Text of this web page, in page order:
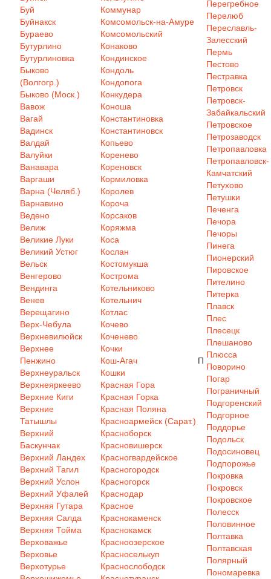
Буй
Буйнакск
Бураево
Бутурлино
Бутурлиновка
Быково
(Волгогр.)
Быково (Моск.)
Вавож
Вагай
Вадинск
Валдай
Валуйки
Ванавара
Варгаши
Варна (Челяб.)
Варнавино
Ведено
Велиж
Великие Луки
Великий Устюг
Вельск
Венгерово
Вендинга
Венев
Верещагино
Верх-Чебула
Верхневилюйск
Верхнее
Пенжино
Верхнеуральск
Верхнеяркеево
Верхние Киги
Верхние
Татышлы
Верхний
Баскунчак
Верхний Ландех
Верхний Тагил
Верхний Услон
Верхний Уфалей
Верхняя Гутара
Верхняя Салда
Верхняя Тойма
Верховажье
Верховье
Верхотурье
Коммунар
Комсомольск-на-Амуре
Комсомольский
Конаково
Кондинское
Кондоль
Кондопога
Конкудера
Коноша
Константиновка
Константиновск
Копьево
Коренево
Кореновск
Кормиловка
Королев
Короча
Корсаков
Коряжма
Коса
Кослан
Костомукша
Кострома
Котельниково
Котельнич
Котлас
Кочево
Коченево
Кочки
Кош-Агач
Кошки
Красная Гора
Красная Горка
Красная Поляна
Красноармейск (Сарат.)
Красноборск
Красновишерск
Красногвардейское
Красногородск
Красногорск
Краснодар
Красное
Краснокаменск
Краснокамск
Красноозерское
Красноселькуп
Краснослободск
П
Перегребное
Перелюб
Переславль-
Залесский
Пермь
Пестово
Пестравка
Петровск
Петровск-
Забайкальский
Петровское
Петрозаводск
Петропавловка
Петропавловск-
Камчатский
Петухово
Петушки
Печенга
Печора
Печоры
Пинега
Пионерский
Пировское
Пителино
Питерка
Плавск
Плес
Плесецк
Плешаново
Плюсса
Поворино
Погар
Пограничный
Подгоренский
Подгорное
Поддорье
Подольск
Подосиновец
Подпорожье
Покровка
Покровск
Покровское
Полесск
Половинное
Полтавка
Полтавская
Полярный
Пономаревка